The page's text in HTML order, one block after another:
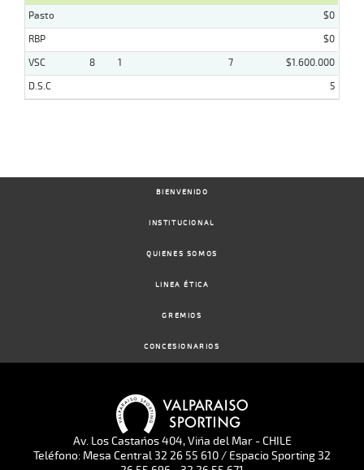
Pasto
$0
RBP
$0
VSC
8 1 7
$1.600.000
D.S.C
5
BIENVENIDO
INSTITUCIONAL
QUIENES SOMOS
LINEA ÉTICA
GREMIOS
CONCESIONARIOS
Av. Los Castaños 404, Viña del Mar - CHILE
Teléfono: Mesa Central 32 26 55 610 / Espacio Sporting 32